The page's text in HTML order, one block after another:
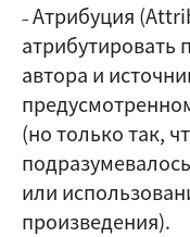
– Атрибуция
атрибутировать
автора и
(но только так,
или
произведения).